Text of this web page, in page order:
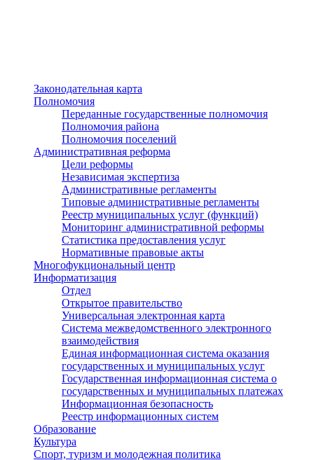
Законодательная карта
Полномочия
Переданные государственные полномочия
Полномочия района
Полномочия поселений
Административная реформа
Цели реформы
Независимая экспертиза
Административные регламенты
Типовые административные регламенты
Реестр муниципальных услуг (функций)
Мониторинг административной реформы
Статистика предоставления услуг
Нормативные правовые акты
Многофукциональный центр
Информатизация
Отдел
Открытое правительство
Универсальная электронная карта
Система межведомственного электронного
взаимодействия
Единая информационная система оказания
государственных и муниципальных услуг
Государственная информационная система о
государственных и муниципальных платежах
Информационная безопасность
Реестр информационных систем
Образование
Культура
Спорт, туризм и молодежная политика